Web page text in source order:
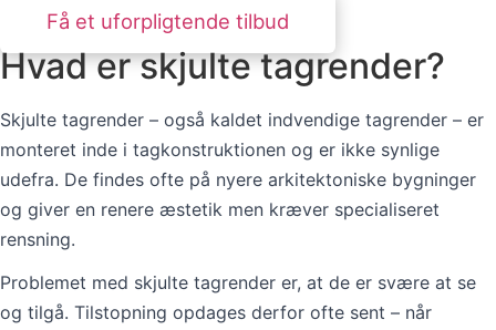
Få et uforpligtende tilbud
Hvad er skjulte tagrender?
Skjulte tagrender – også kaldet indvendige tagrender – er
monteret inde i tagkonstruktionen og er ikke synlige
udefra. De findes ofte på nyere arkitektoniske bygninger
og giver en renere æstetik men kræver specialiseret
rensning.
Problemet med skjulte tagrender er, at de er svære at se
og tilgå. Tilstopning opdages derfor ofte sent – når